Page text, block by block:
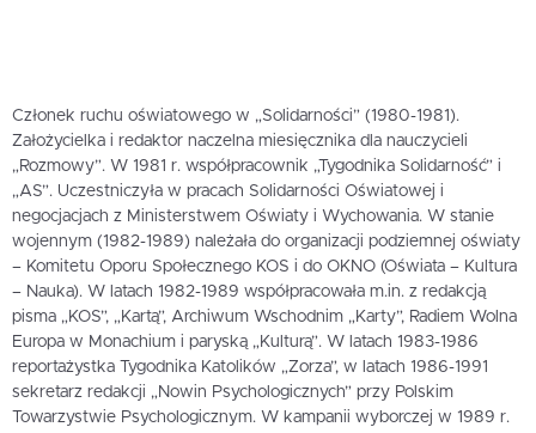
Członek ruchu oświatowego w „Solidarności” (1980-1981).
Założycielka i redaktor naczelna miesięcznika dla nauczycieli
„Rozmowy”. W 1981 r. współpracownik „Tygodnika Solidarność” i
„AS”. Uczestniczyła w pracach Solidarności Oświatowej i
negocjacjach z Ministerstwem Oświaty i Wychowania. W stanie
wojennym (1982-1989) należała do organizacji podziemnej oświaty
– Komitetu Oporu Społecznego KOS i do OKNO (Oświata – Kultura
– Nauka). W latach 1982-1989 współpracowała m.in. z redakcją
pisma „KOS”, „Kartą”, Archiwum Wschodnim „Karty”, Radiem Wolna
Europa w Monachium i paryską „Kulturą”. W latach 1983-1986
reportażystka Tygodnika Katolików „Zorza”, w latach 1986-1991
sekretarz redakcji „Nowin Psychologicznych” przy Polskim
Towarzystwie Psychologicznym. W kampanii wyborczej w 1989 r.